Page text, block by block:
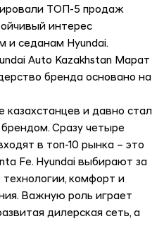
ТОП-5 продаж
интерес
и седанам Hyundai.
Auto Kazakhstan Марат
бренда основано на
казахстанцев и давно стал
Сразу четыре
в топ-10 рынка – это
Fe. Hyundai выбирают за
комфорт и
Важную роль играет
дилерская сеть, а